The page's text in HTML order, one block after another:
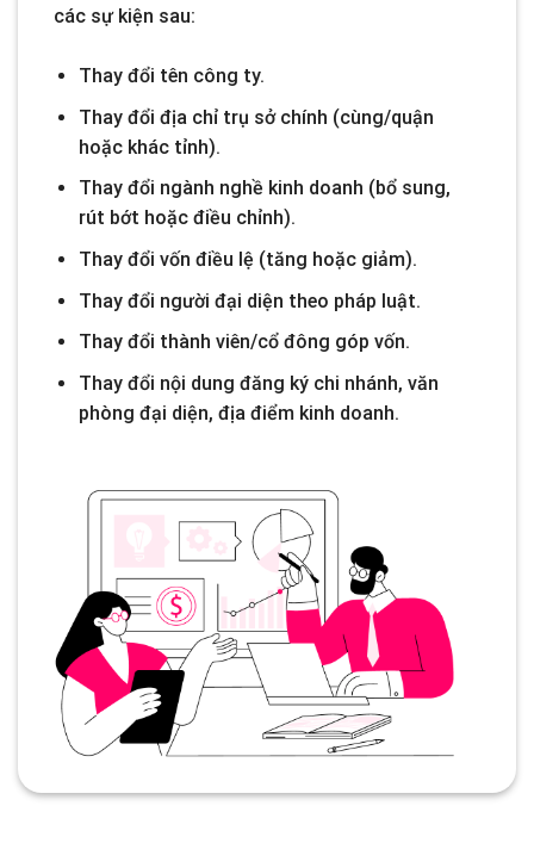
các sự kiện sau:
Thay đổi tên công ty.
Thay đổi địa chỉ trụ sở chính (cùng/quận
hoặc khác tỉnh).
Thay đổi ngành nghề kinh doanh (bổ sung,
rút bớt hoặc điều chỉnh).
Thay đổi vốn điều lệ (tăng hoặc giảm).
Thay đổi người đại diện theo pháp luật.
Thay đổi thành viên/cổ đông góp vốn.
Thay đổi nội dung đăng ký chi nhánh, văn
phòng đại diện, địa điểm kinh doanh.